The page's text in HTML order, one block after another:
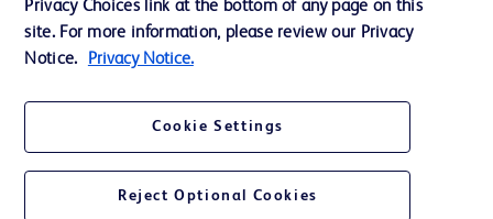
Datenschutz
Nutzungsbedingungen
© 2026 BD. Alle Rechte vorbehalten. BD und das BD-Logo sind Marken von
Privacy Choices link at the bottom of any page on this
site. For more information, please review our Privacy
Notice.
Privacy Notice.
Cookie Settings
Reject Optional Cookies